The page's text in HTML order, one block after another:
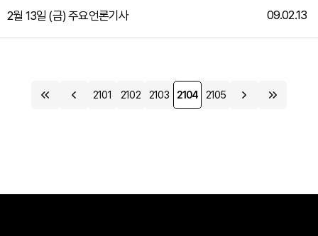
2월 13일 (금) 주요언론기사 09.02.13
2101 2102 2103 2104 2105